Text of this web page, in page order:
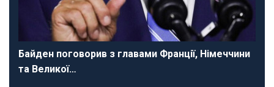
Байден поговорив з главами Франції, Німеччини
та Великої…